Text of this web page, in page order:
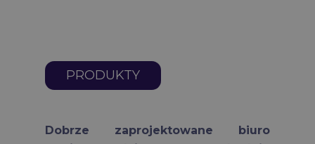
PRODUKTY
Dobrze zaprojektowane biuro